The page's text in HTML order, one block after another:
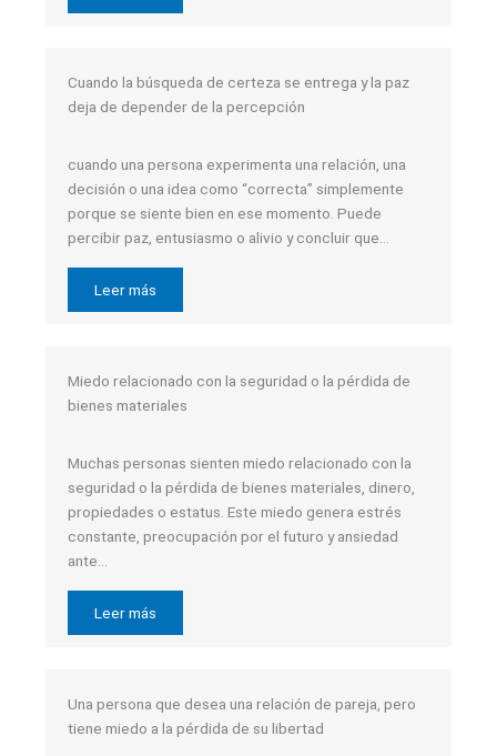
Cuando la búsqueda de certeza se entrega y la paz
deja de depender de la percepción
cuando una persona experimenta una relación, una
decisión o una idea como “correcta” simplemente
porque se siente bien en ese momento. Puede
percibir paz, entusiasmo o alivio y concluir que…
Leer más
Miedo relacionado con la seguridad o la pérdida de
bienes materiales
Muchas personas sienten miedo relacionado con la
seguridad o la pérdida de bienes materiales, dinero,
propiedades o estatus. Este miedo genera estrés
constante, preocupación por el futuro y ansiedad
ante…
Leer más
Una persona que desea una relación de pareja, pero
tiene miedo a la pérdida de su libertad